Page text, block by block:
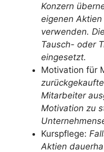
Konzern
eigenen
verwenden.
Tausch- oder
eingesetzt.
Motivation für
Mitarbeiter
Motivation zu
Kurspflege:
Aktien